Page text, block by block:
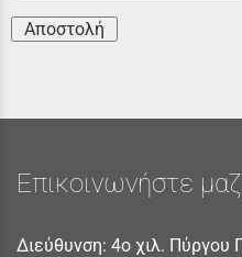
Αποστολή
Επικοινωνήστε
Διεύθυνση: 4ο χιλ. Πύργου